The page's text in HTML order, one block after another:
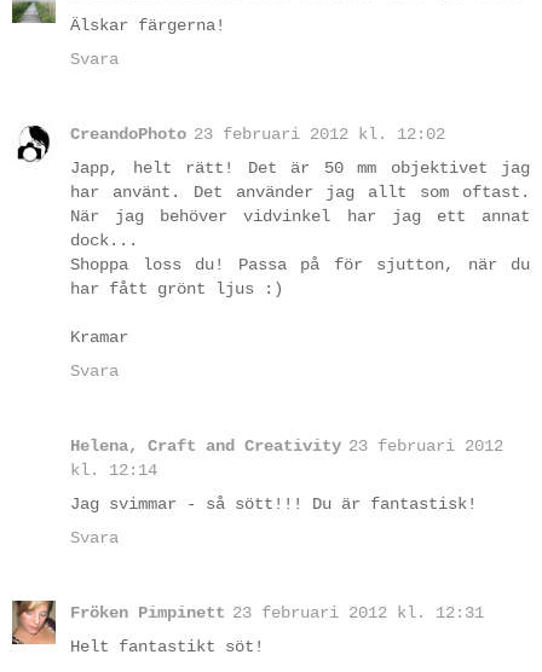
Älskar färgerna!
Svara
CreandoPhoto 23 februari 2012 kl. 12:02
Japp, helt rätt! Det är 50 mm objektivet jag
har använt. Det använder jag allt som oftast.
När jag behöver vidvinkel har jag ett annat
dock...
Shoppa loss du! Passa på för sjutton, när du
har fått grönt ljus :)
Kramar
Svara
Helena, Craft and Creativity 23 februari 2012
kl. 12:14
Jag svimmar - så sött!!! Du är fantastisk!
Svara
Fröken Pimpinett 23 februari 2012 kl. 12:31
Helt fantastikt söt!